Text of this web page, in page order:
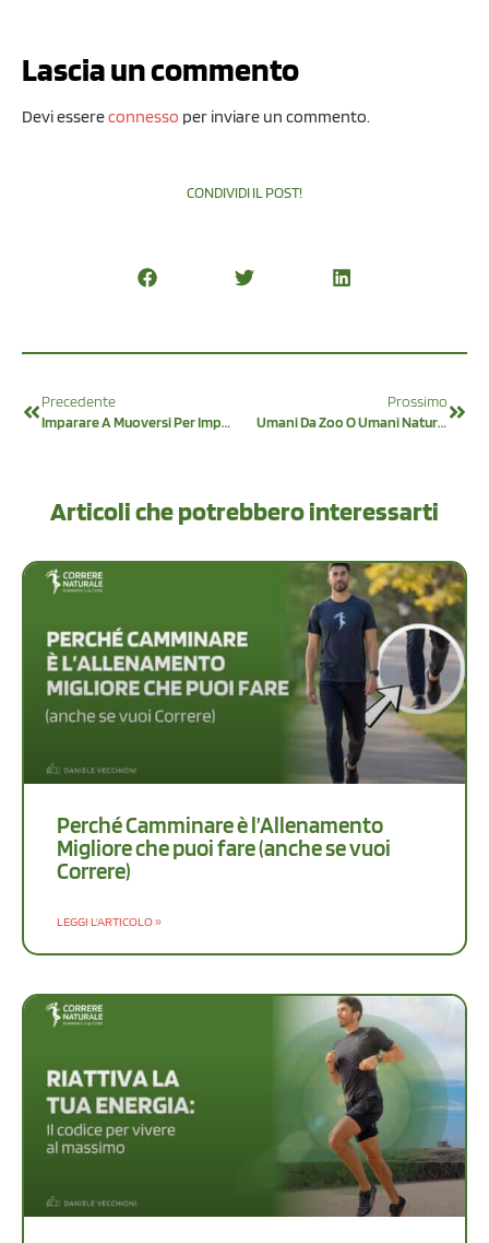
Lascia un commento
Devi essereconnesso per inviare un commento.
CONDIVIDI IL POST!
Precedente
Imparare A Muoversi Per Imparare A Correre
Prossimo
Umani Da Zoo O Umani Naturali?
Articoli che potrebbero interessarti
Perché Camminare è l’Allenamento
Migliore che puoi fare (anche se vuoi
Correre)
LEGGI L'ARTICOLO »